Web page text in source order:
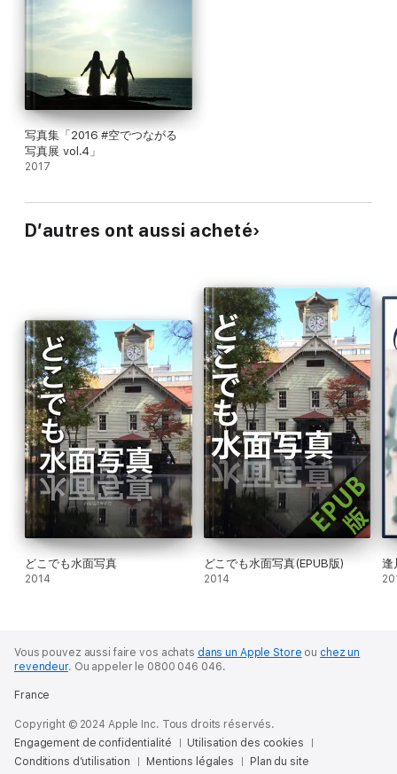
写真集「2016 #空でつながる
写真展 vol.4」
2017
D’autres ont aussi acheté
どこでも水面写真
2014
どこでも水面写真(EPUB版)
2014
逢
Vous pouvez aussi faire vos achats dans un Apple Store ou chez un
revendeur. Ou appeler le 0800 046 046.
France
Copyright © 2024 Apple Inc. Tous droits réservés.
Engagement de confidentialité
Utilisation des cookies
Conditions d’utilisation
Mentions légales Plan du site